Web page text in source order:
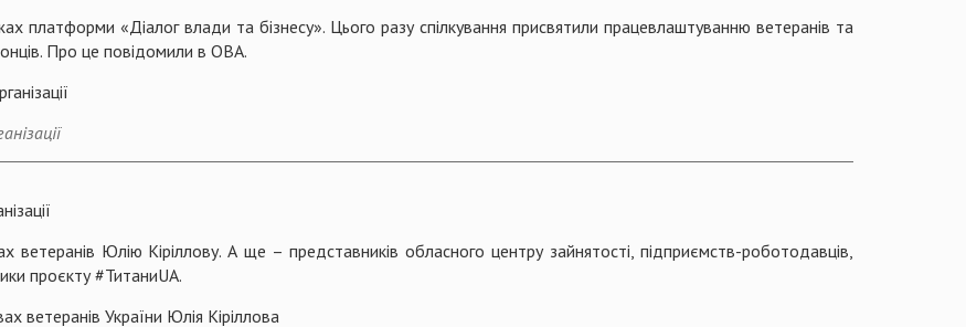
платформи «Діалог влади та бізнесу». Цього разу спілкування присвятили працевлаштуванню ветеранів та
Про це повідомили в ОВА.
ветеранів Юлію Кіріллову. А ще – представників обласного центру зайнятості, підприємств-роботодавців,
проєкту #ТитаниUA.